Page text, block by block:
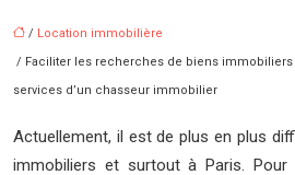
/ Location immobilière
/ Faciliter les recherches de biens immobiliers
services d’un chasseur immobilier
Actuellement, il est de plus en plus
immobiliers et surtout à Paris. Pour